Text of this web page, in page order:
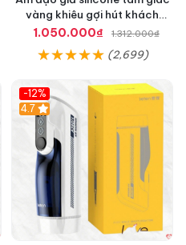
vàng khiêu gợi hút khách
hàng nam
1.050.000₫ 1.312.000₫
(2,699)
-12%
Hot
4.7